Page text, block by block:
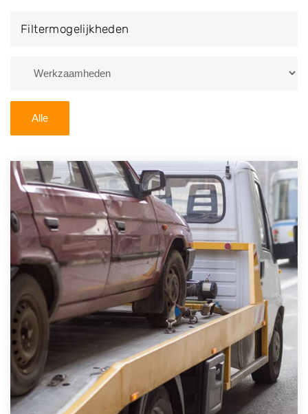
van Ruinerwold en ontvang een vergoeding voor uw
Zoekt u liever naar een sloperij in een andere plaats of
U kunt er ook voor kiezen om direct uw sloopauto te
verkopen en op te laten halen door de Sloopauto
Ophaaldienst van Autosloperijen.nl. Wij kunnen uw
auto gratis ophalen in Ruinerwold. Neem telefonisch
contact op of maak een terugbelafspraak. Wilt u
direct een tweedehands auto onderdelen offerte
aanvragen? Dat kan via de Onderdelenlijn! Vul uw
kenteken in en druk op verzenden.
Wij kunnen u helpen met de inkoop van auto's van
eigenlijk alle merken, zoals Alfa Romeo, Audi, BMW,
Chevrolet, Citroën, Dacia, Fiat, Ford, Honda, Hyundai,
Kia, Mazda, Mercedes Benz, Mitsubishi, Nissan, Opel,
Peugeot, Porsche, Renault, Seat, Skoda, Suzuki, Tesla,
Filtermogelijkheden
Alle